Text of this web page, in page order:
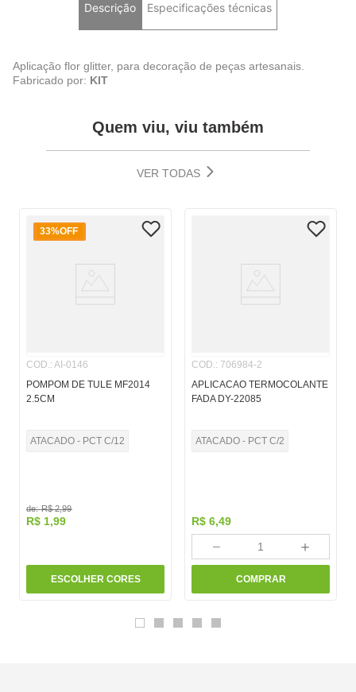
Descrição Especificações técnicas
Aplicação flor glitter, para decoração de peças artesanais.
Fabricado por: KIT
Quem viu, viu também
VER TODAS
33%OFF
COD. : AI-0146
POMPOM DE TULE MF2014
2.5CM
ATACADO - PCT C/12
de:R$ 2,99
R$ 1,99
ESCOLHER CORES
COD. : 706984-2
APLICACAO TERMOCOLANTE
FADA DY-22085
ATACADO - PCT C/2
R$ 6,49
＋
－
COMPRAR